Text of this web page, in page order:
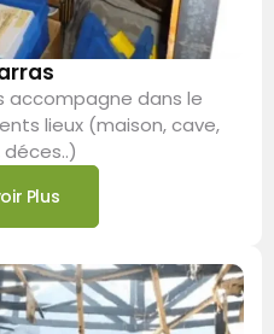
accompagne dans le
lieux (maison, cave,
Plus